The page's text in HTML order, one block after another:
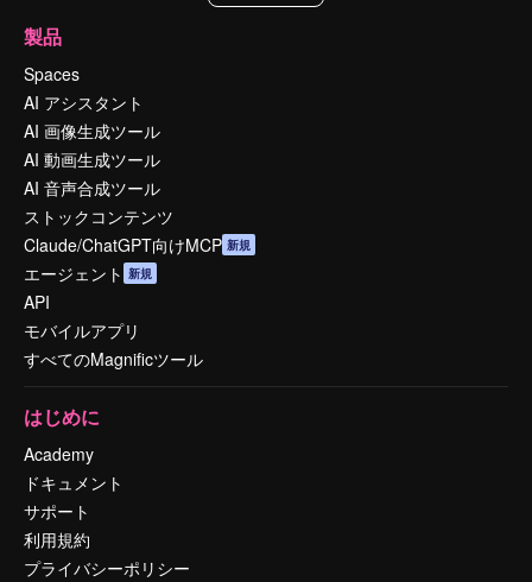
製品
Spaces
AI アシスタント
AI 画像生成ツール
AI 動画生成ツール
AI 音声合成ツール
ストックコンテンツ
Claude/ChatGPT向けMCP 新規
エージェント 新規
API
モバイルアプリ
すべてのMagnificツール
はじめに
Academy
ドキュメント
サポート
利用規約
プライバシーポリシー